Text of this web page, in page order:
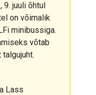
9. juuli õhtul
on võimalik
minibussiga.
võtab
Lass